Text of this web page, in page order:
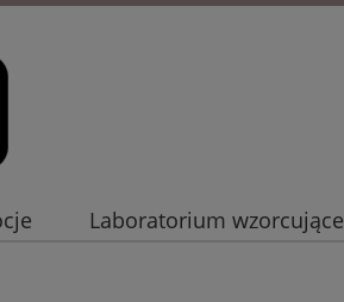
Laboratorium wzorcujące